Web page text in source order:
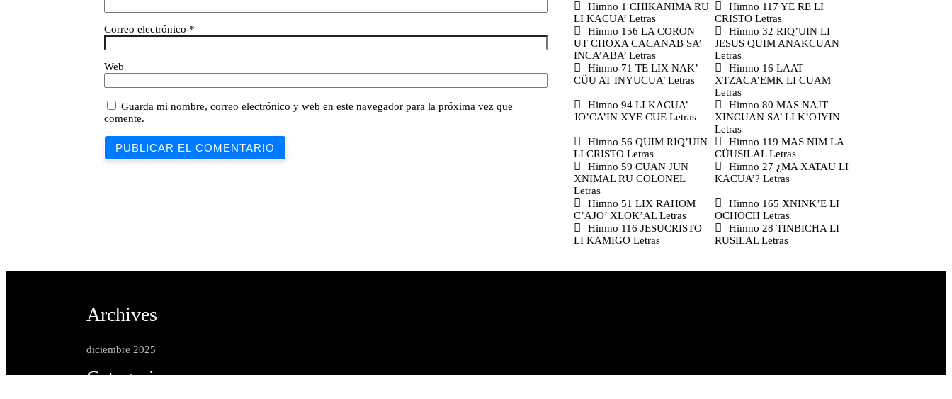
Correo electrónico *
Web
Guarda mi nombre, correo electrónico y web en este navegador para la próxima vez que
comente.
Himno 1 CHIKANIMA RU
LI KACUA’ Letras
Himno 117 YE RE LI
CRISTO Letras
Himno 156 LA CORON
UT CHOXA CACANAB SA’
INCA’ABA’ Letras
Himno 32 RIQ’UIN LI
JESUS QUIM ANAKCUAN
Letras
Himno 71 TE LIX NAK’
CÜU AT INYUCUA’ Letras
Himno 16 LAAT
XTZACA’EMK LI CUAM
Letras
Himno 94 LI KACUA’
JO’CA’IN XYE CUE Letras
Himno 80 MAS NAJT
XINCUAN SA’ LI K’OJYIN
Letras
Himno 56 QUIM RIQ’UIN
LI CRISTO Letras
Himno 119 MAS NIM LA
CÜUSILAL Letras
Himno 59 CUAN JUN
XNIMAL RU COLONEL
Letras
Himno 27 ¿MA XATAU LI
KACUA’? Letras
Himno 51 LIX RAHOM
C’AJO’ XLOK’AL Letras
Himno 165 XNINK’E LI
OCHOCH Letras
Himno 116 JESUCRISTO
LI KAMIGO Letras
Himno 28 TINBICHA LI
RUSILAL Letras
Archives
diciembre 2025
Categories